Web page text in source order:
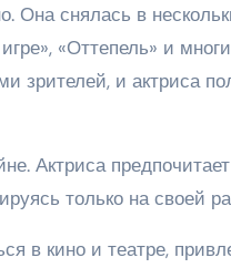
Она снялась в
«Оттепель» и
и актриса
Актриса
только на своей
в кино и театре,